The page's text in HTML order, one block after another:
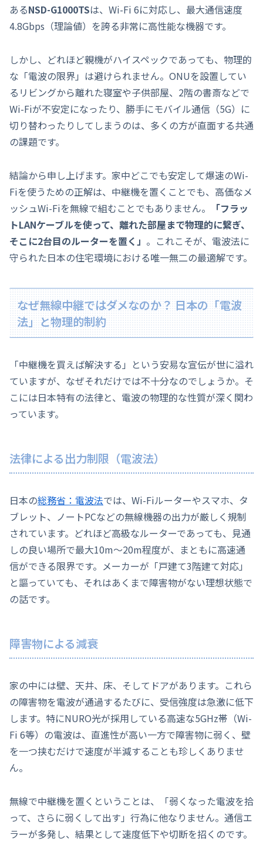
あるNSD-G1000TSは、Wi-Fi 6に対応し、最大通信速度
4.8Gbps（理論値）を誇る非常に高性能な機器です。
しかし、どれほど親機がハイスペックであっても、物理的
な「電波の限界」は避けられません。ONUを設置してい
るリビングから離れた寝室や子供部屋、2階の書斎などで
Wi-Fiが不安定になったり、勝手にモバイル通信（5G）に
切り替わったりしてしまうのは、多くの方が直面する共通
の課題です。
結論から申し上げます。家中どこでも安定して爆速のWi-
Fiを使うための正解は、中継機を置くことでも、高価なメ
ッシュWi-Fiを無線で組むことでもありません。
「フラッ
トLANケーブルを使って、離れた部屋まで物理的に繋ぎ、
そこに2台目のルーターを置く」 。これこそが、電波法に
守られた日本の住宅環境における唯一無二の最適解です。
なぜ無線中継ではダメなのか？ 日本の「電波
法」と物理的制約
「中継機を買えば解決する」という安易な宣伝が世に溢れ
ていますが、なぜそれだけでは不十分なのでしょうか。そ
こには日本特有の法律と、電波の物理的な性質が深く関わ
っています。
法律による出力制限（電波法）
日本の総務省：電波法では、Wi-Fiルーターやスマホ、タ
ブレット、ノートPCなどの無線機器の出力が厳しく規制
されています。どれほど高級なルーターであっても、見通
しの良い場所で最大10m〜20m程度が、まともに高速通
信ができる限界です。メーカーが「戸建て3階建て対応」
と謳っていても、それはあくまで障害物がない理想状態で
の話です。
障害物による減衰
家の中には壁、天井、床、そしてドアがあります。これら
の障害物を電波が通過するたびに、受信強度は急激に低下
します。特にNURO光が採用している高速な5GHz帯（Wi-
Fi 6等）の電波は、直進性が高い一方で障害物に弱く、壁
を一つ挟むだけで速度が半減することも珍しくありませ
ん。
無線で中継機を置くということは、「弱くなった電波を拾
って、さらに弱くして出す」行為に他なりません。通信エ
ラーが多発し、結果として速度低下や切断を招くのです。